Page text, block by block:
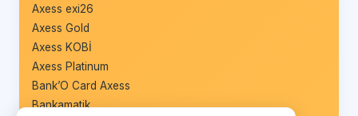
Axess exi26
Axess Gold
Axess KOBİ
Axess Platinum
Bank’O Card Axess
Bankamatik